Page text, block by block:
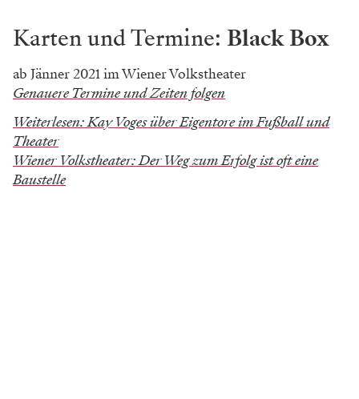
Karten und Termine: Black Box
ab Jänner 2021 im Wiener Volkstheater
Genauere Termine und Zeiten folgen
Weiterlesen: Kay Voges über Eigentore im Fußball und
Theater
Wiener Volkstheater: Der Weg zum Erfolg ist oft eine
Baustelle